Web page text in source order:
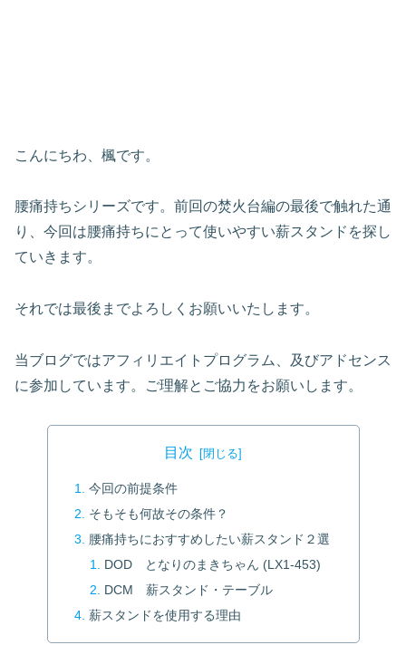
こんにちわ、楓です。
腰痛持ちシリーズです。前回の焚火台編の最後で触れた通
り、今回は腰痛持ちにとって使いやすい薪スタンドを探し
ていきます。
それでは最後までよろしくお願いいたします。
当ブログではアフィリエイトプログラム、及びアドセンス
に参加しています。ご理解とご協力をお願いします。
目次
今回の前提条件
そもそも何故その条件？
腰痛持ちにおすすめしたい薪スタンド２選
DOD となりのまきちゃん (LX1-453)
DCM 薪スタンド・テーブル
薪スタンドを使用する理由